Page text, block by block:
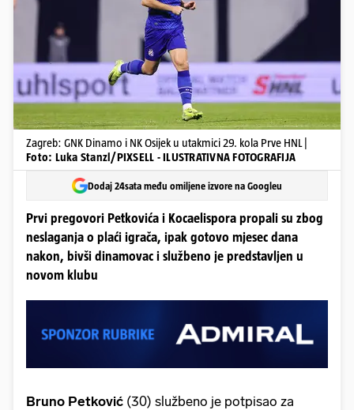
Zagreb: GNK Dinamo i NK Osijek u utakmici 29. kola Prve HNL |
Foto: Luka Stanzl/PIXSELL - ILUSTRATIVNA FOTOGRAFIJA
Dodaj 24sata među omiljene izvore na Googleu
Prvi pregovori Petkovića i Kocaelispora propali su zbog
neslaganja o plaći igrača, ipak gotovo mjesec dana
nakon, bivši dinamovac i službeno je predstavljen u
novom klubu
Bruno Petković (30) službeno je potpisao za